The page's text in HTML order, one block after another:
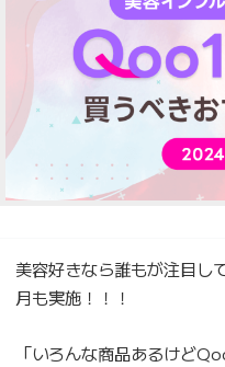
美容好きなら誰もが注目
月も実施！！！
「いろんな商品あるけど